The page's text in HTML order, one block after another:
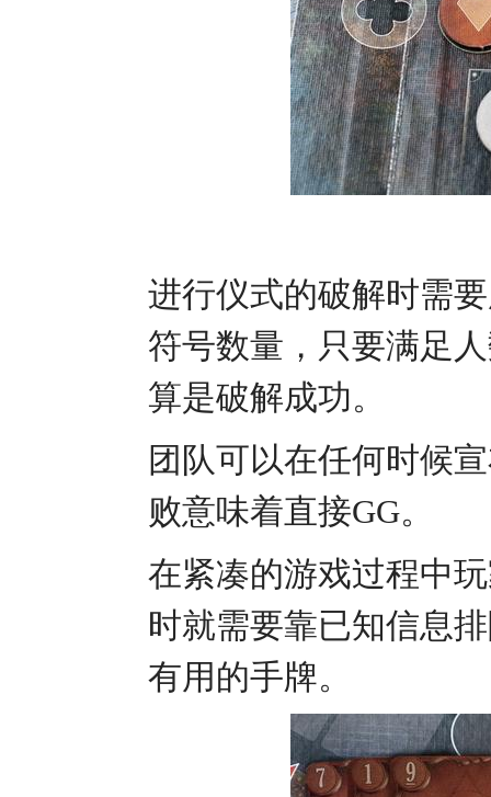
进行仪式的破解时需
符号数量，只要满足
算是破解成功。
团队可以在任何时候
败意味着直接GG。
在紧凑的游戏过程中
时就需要靠已知信息
有用的手牌。